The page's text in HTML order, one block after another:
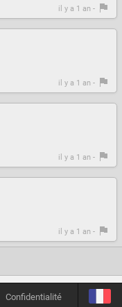
il y a 1 an -
il y a 1 an -
il y a 1 an -
il y a 1 an -
Confidentialité